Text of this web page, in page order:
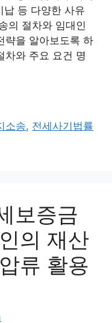
납 등 다양한 사유
의 절차와 임대인
략을 알아보도록 하
차와 주요 요건 명
소송, 전세사기법률
보증금
의 재산
류 활용